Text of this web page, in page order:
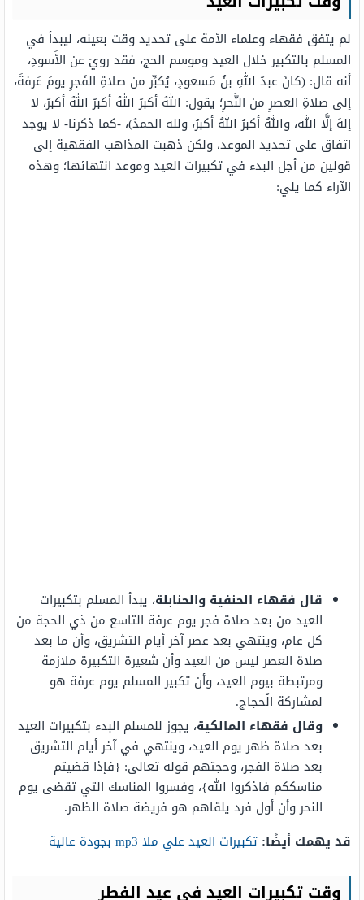
لم يتفق فقهاء وعلماء الأمة على تحديد وقت بعينه، ليبدأ في
المسلم بالتكبير خلال العيد وموسم الحج، فقد رويَ عن الأَسودِ،
أنه قال: (كانَ عبدُ اللهِ بنُ مَسعودٍ، يُكبِّر من صلاةِ الفَجرِ يومَ عَرفةَ،
إلى صلاةِ العصرِ من النَّحرِ؛ يقول: اللهُ أكبرُ اللهُ أكبرُ اللهُ أكبرُ، لا
إلهَ إلَّا الله، واللهُ أكبرُ اللهُ أكبرُ، ولله الحمدُ)، -كما ذكرنا- لا يوجد
اتفاق على تحديد الموعد، ولكن ذهبت المذاهب الفقهية إلى
قولين من أجل البدء في تكبيرات العيد وموعد انتهائها؛ وهذه
الآراء كما يلي:
قال فقهاء الحنفية والحنابلة، يبدأ المسلم بتكبيرات
العيد من بعد صلاة فجر يوم عرفة التاسع من ذي الحجة من
كل عام، وينتهي بعد عصر آخر أيام التشريق، وأن ما بعد
صلاة العصر ليس من العيد وأن شعيرة التكبيرة ملازمة
ومرتبطة بيوم العيد، وأن تكبير المسلم يوم عرفة هو
لمشاركة الُحجاج.
وقال فقهاء المالكية، يجوز للمسلم البدء بتكبيرات العيد
بعد صلاة ظهر يوم العيد، وينتهي في آخر أيام التشريق
بعد صلاة الفجر، وحجتهم قوله تعالى: {فإذا قضيتم
مناسككم فاذكروا الله}، وفسروا المناسك التي تقضى يوم
النحر وأن أول فرد يلقاهم هو فريضة صلاة الظهر.
قد يهمك أيضًا: تكبيرات العيد علي ملا mp3 بجودة عالية
وقت تكبيرات العيد في عيد الفطر